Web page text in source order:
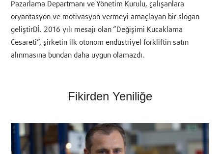
Pazarlama Departmanı ve Yönetim Kurulu, çalışanlara
oryantasyon ve motivasyon vermeyi amaçlayan bir slogan
geliştirDİ. 2016 yılı mesajı olan “Değişimi Kucaklama
Cesareti”, şirketin ilk otonom endüstriyel forkliftin satın
alınmasına bundan daha uygun olamazdı.
Fikirden Yeniliğe